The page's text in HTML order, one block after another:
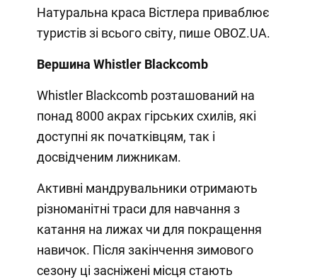
Натуральна краса Вістлера приваблює
туристів зі всього світу, пише OBOZ.UA.
Вершина Whistler Blackcomb
Whistler Blackcomb розташований на
понад 8000 акрах гірських схилів, які
доступні як початківцям, так і
досвідченим лижникам.
Активні мандрувальники отримають
різноманітні траси для навчання з
катання на лижах чи для покращення
навичок. Після закінчення зимового
сезону ці засніжені місця стають